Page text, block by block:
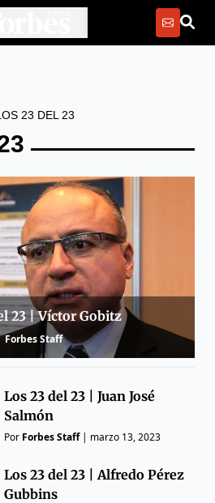
23 DEL 23
23 | Víctor Gobitz
Forbes Staff
Los 23 del 23 | Juan José
Salmón
Por Forbes Staff| marzo 13, 2023
Los 23 del 23 | Alfredo Pérez
Gubbins